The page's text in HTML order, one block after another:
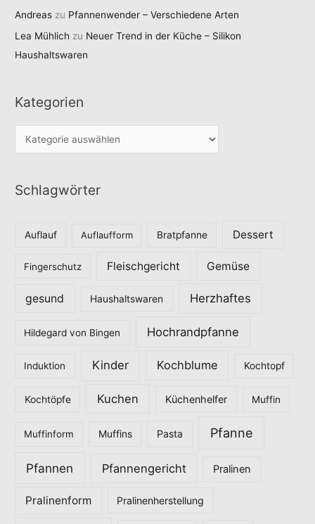
Andreas zu Pfannenwender – Verschiedene Arten
Lea Mühlich zu Neuer Trend in der Küche – Silikon
Haushaltswaren
Kategorien
a
e
Schlagwörter
Auflauf Auflaufform Bratpfanne Dessert
Fingerschutz Fleischgericht Gemüse
gesund Haushaltswaren Herzhaftes
Hildegard von Bingen Hochrandpfanne
Induktion Kinder Kochblume Kochtopf
Kochtöpfe Kuchen Küchenhelfer Muffin
Muffinform Muffins Pasta Pfanne
Pfannen Pfannengericht Pralinen
Pralinenform Pralinenherstellung